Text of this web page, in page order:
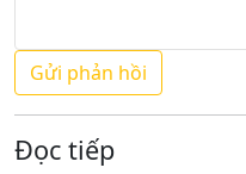
Đọc tiếp